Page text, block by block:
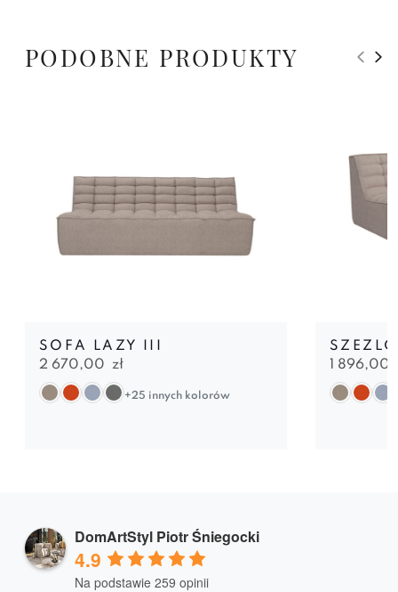
PODOBNE PRODUKTY
SOFA LAZY III
2 670,00 zł
+25 innych kolorów
1 896,00
DomArtStyl Piotr Śniegocki
4.9
Na podstawie 259 opinii